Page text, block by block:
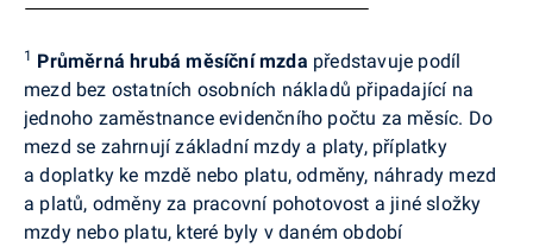
1 Průměrná hrubá měsíční mzda představuje podíl
mezd bez ostatních osobních nákladů připadající na
jednoho zaměstnance evidenčního počtu za měsíc. Do
mezd se zahrnují základní mzdy a platy, příplatky
a doplatky ke mzdě nebo platu, odměny, náhrady mezd
a platů, odměny za pracovní pohotovost a jiné složky
mzdy nebo platu, které byly v daném období